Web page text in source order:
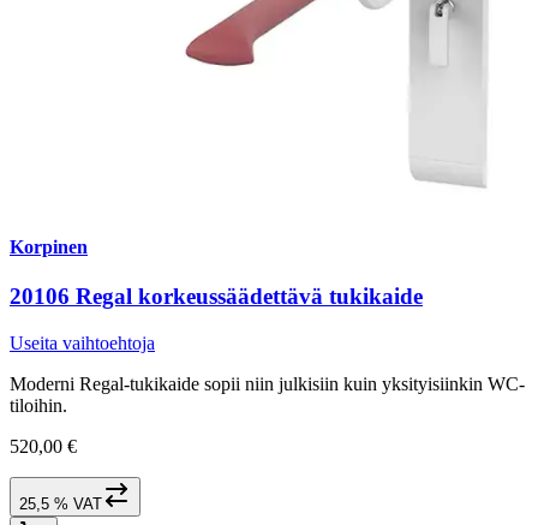
Korpinen
20106 Regal korkeussäädettävä tukikaide
Useita vaihtoehtoja
Moderni Regal-tukikaide sopii niin julkisiin kuin yksityisiinkin WC-
tiloihin.
520,00 €
25,5 % VAT